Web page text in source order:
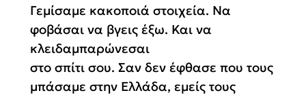
Γεμίσαμε κακοποιά στοιχεία. Να
φοβάσαι να βγεις έξω. Και να
κλειδαμπαρώνεσαι
στο σπίτι σου. Σαν δεν έφθασε που τους
μπάσαμε στην Ελλάδα, εμείς τους